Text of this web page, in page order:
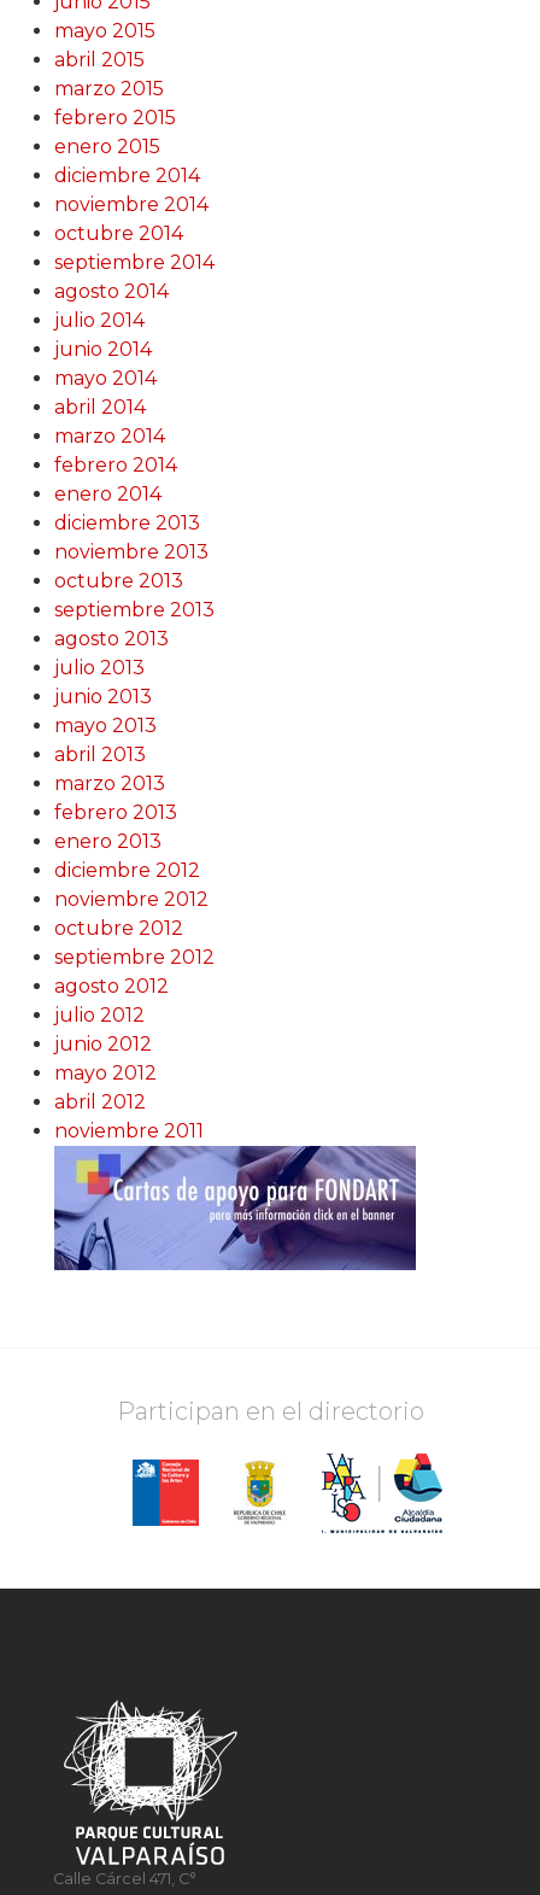
mayo 2015
abril 2015
marzo 2015
febrero 2015
enero 2015
diciembre 2014
noviembre 2014
octubre 2014
septiembre 2014
agosto 2014
julio 2014
junio 2014
mayo 2014
abril 2014
marzo 2014
febrero 2014
enero 2014
diciembre 2013
noviembre 2013
octubre 2013
septiembre 2013
agosto 2013
julio 2013
junio 2013
mayo 2013
abril 2013
marzo 2013
febrero 2013
enero 2013
diciembre 2012
noviembre 2012
octubre 2012
septiembre 2012
agosto 2012
julio 2012
junio 2012
mayo 2012
abril 2012
noviembre 2011
Participan en el directorio
Calle Cárcel 471, C°